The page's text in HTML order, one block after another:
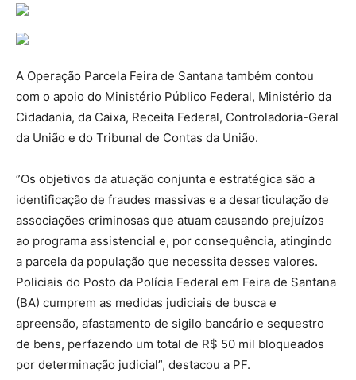
A Operação Parcela Feira de Santana também contou
com o apoio do Ministério Público Federal, Ministério da
Cidadania, da Caixa, Receita Federal, Controladoria-Geral
da União e do Tribunal de Contas da União.
”Os objetivos da atuação conjunta e estratégica são a
identificação de fraudes massivas e a desarticulação de
associações criminosas que atuam causando prejuízos
ao programa assistencial e, por consequência, atingindo
a parcela da população que necessita desses valores.
Policiais do Posto da Polícia Federal em Feira de Santana
(BA) cumprem as medidas judiciais de busca e
apreensão, afastamento de sigilo bancário e sequestro
de bens, perfazendo um total de R$ 50 mil bloqueados
por determinação judicial”, destacou a PF.